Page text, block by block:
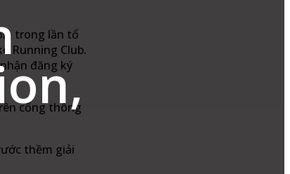
trong lần tổ
Running Club.
đăng ký
cổng thông
thềm giải